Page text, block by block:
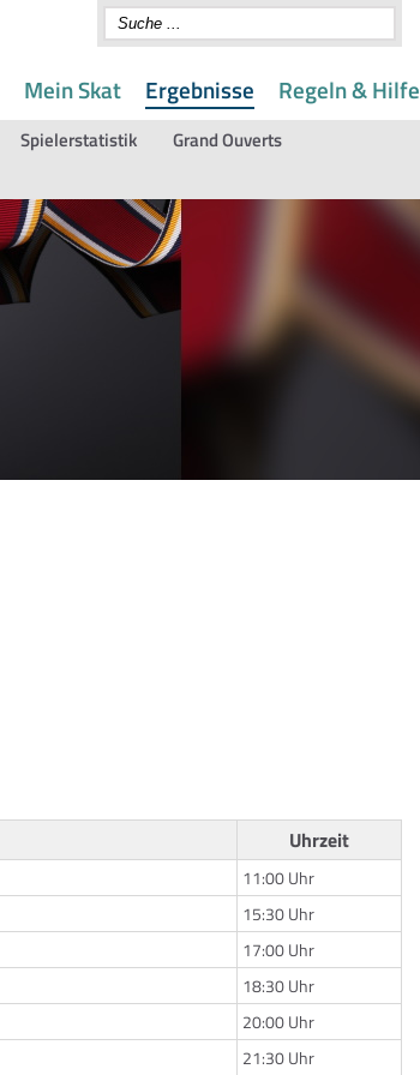
Mein Skat Ergebnisse
Spielerstatistik
Grand Ouverts
Regeln & Hilfe
Uhrzeit
11:00 Uhr
15:30 Uhr
17:00 Uhr
18:30 Uhr
20:00 Uhr
21:30 Uhr